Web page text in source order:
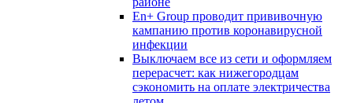
En+ Group проводит прививочную
кампанию против коронавирусной
инфекции
Выключаем все из сети и оформляем
перерасчет: как нижегородцам
сэкономить на оплате электричества